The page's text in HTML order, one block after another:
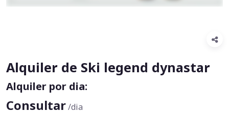
Alquiler de Ski legend dynastar
Alquiler por dia:
Consultar/dia